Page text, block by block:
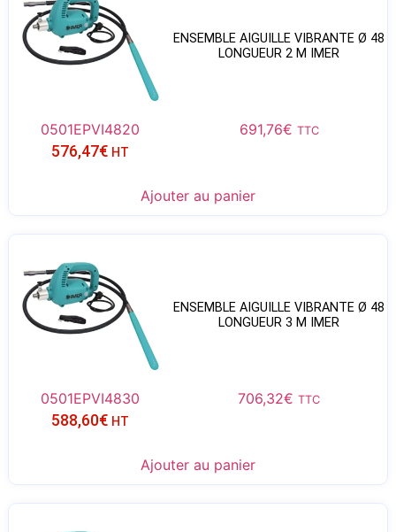
ENSEMBLE AIGUILLE VIBRANTE Ø 48
LONGUEUR 2 M IMER
0501EPVI4820 691,76€ TTC
576,47€ HT
Ajouter au panier
ENSEMBLE AIGUILLE VIBRANTE Ø 48
LONGUEUR 3 M IMER
0501EPVI4830 706,32€ TTC
588,60€ HT
Ajouter au panier